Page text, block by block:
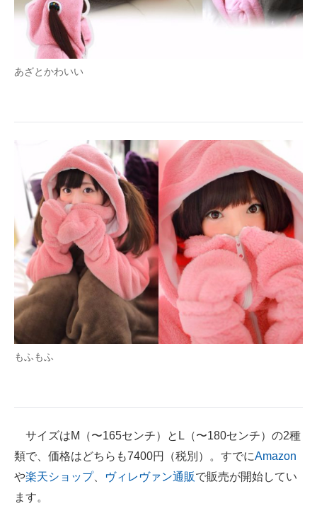
あざとかわいい
もふもふ
サイズはM（〜165センチ）とL（〜180センチ）の2種
類で、価格はどちらも7400円（税別）。すでにAmazon
や楽天ショップ、 ヴィレヴァン通販で販売が開始してい
ます。